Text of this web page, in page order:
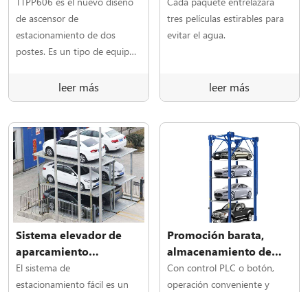
de ascensor de
estacionamiento de dos
postes. Es un tipo de equipo
tanto para estacionamiento
comercial como residencial.
leer más
mini apilador doble de
2 postes
tres películas estirables para
evitar el agua.
leer más
Sistema elevador de
aparcamiento
subterráneo Tabitha
El sistema de
estacionamiento fácil es un
Promoción barata,
almacenamiento de
vehículos CE
personalizado, apilador
Con control PLC o botón,
operación conveniente y